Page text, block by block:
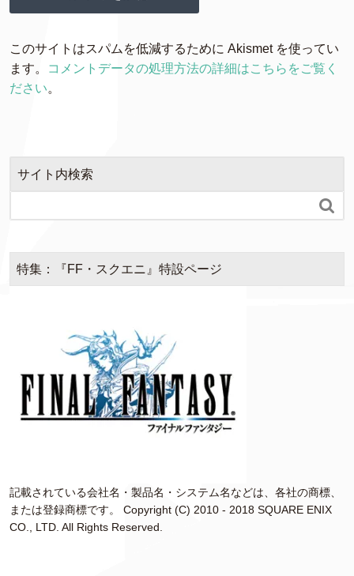
このサイトはスパムを低減するために Akismet を使ってい
ます。
コメントデータの処理方法の詳細はこちらをご覧く
ださい。
サイト内検索

特集：『FF・スクエニ』特設ページ
記載されている会社名・製品名・システム名などは、各社の商標、
または登録商標です。 Copyright (C) 2010 - 2018 SQUARE ENIX
CO., LTD. All Rights Reserved.